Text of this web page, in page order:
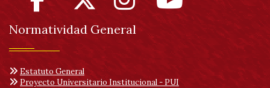
Normatividad General
Estatuto General
Proyecto Universitario Institucional - PUI